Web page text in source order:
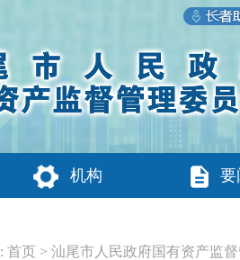
机构 要
首页 > 汕尾市人民政府国有资产监